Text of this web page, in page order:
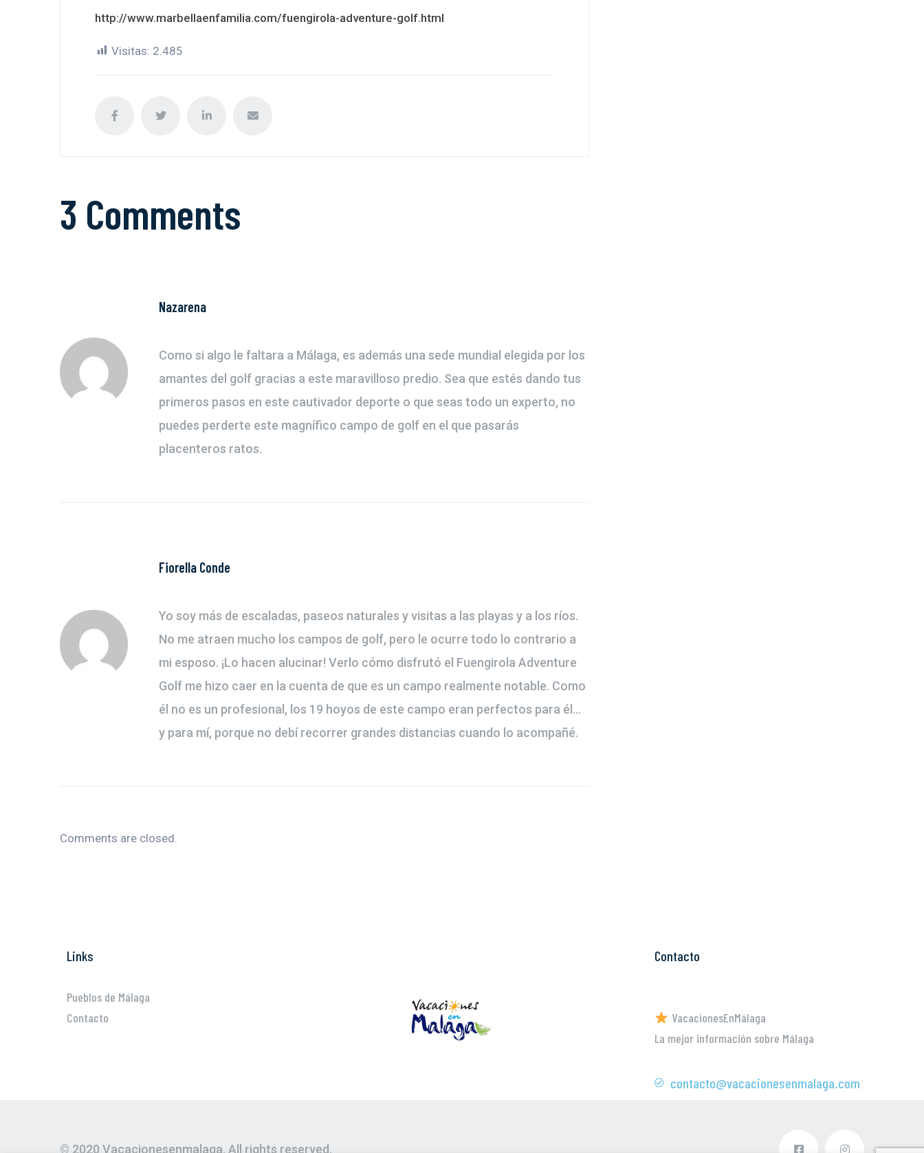
http://www.marbellaenfamilia.com/fuengirola-adventure-golf.html
Visitas: 2.485
3 Comments
Nazarena
Como si algo le faltara a Málaga, es además una sede mundial elegida por los
amantes del golf gracias a este maravilloso predio. Sea que estés dando tus
primeros pasos en este cautivador deporte o que seas todo un experto, no
puedes perderte este magnífico campo de golf en el que pasarás
placenteros ratos.
Fiorella Conde
Yo soy más de escaladas, paseos naturales y visitas a las playas y a los ríos.
No me atraen mucho los campos de golf, pero le ocurre todo lo contrario a
mi esposo. ¡Lo hacen alucinar! Verlo cómo disfrutó el Fuengirola Adventure
Golf me hizo caer en la cuenta de que es un campo realmente notable. Como
él no es un profesional, los 19 hoyos de este campo eran perfectos para él…
y para mí, porque no debí recorrer grandes distancias cuando lo acompañé.
Comments are closed.
Links
Pueblos de Málaga
Contacto
Contacto
VacacionesEnMálaga
La mejor información sobre Málaga
contacto@vacacionesenmalaga.com
© 2020 Vacacionesenmalaga. All rights reserved.